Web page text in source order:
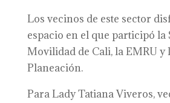
Los vecinos de este sector
espacio en el que participó la
Movilidad de Cali, la EMRU y
Planeación.
Para Lady Tatiana Viveros,